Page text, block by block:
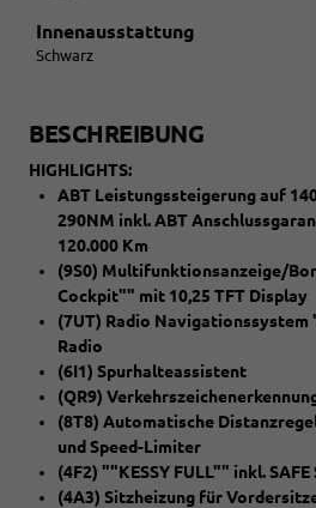
Innenausstattung
Schwarz
BESCHREIBUNG
HIGHLIGHTS:
ABT Leistungssteigerung auf
290NM inkl. ABT
120.000 Km
(9S0) Multifunktionsanzeige/
Cockpit"" mit 10,25 TFT Display
(7UT) Radio
Radio
(6I1) Spurhalteassistent
(QR9)
(8T8) Automatische
und Speed-Limiter
(4F2) ""KESSY FULL"" inkl. SAFE
(4A3) Sitzheizung für